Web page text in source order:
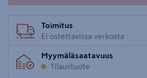
Toimitus
Ei ostettavissa verkosta
Myymäläsaatavuus
Tilaustuote